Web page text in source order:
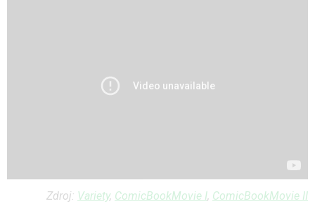
Zdroj: Variety, ComicBookMovie I, ComicBookMovie II